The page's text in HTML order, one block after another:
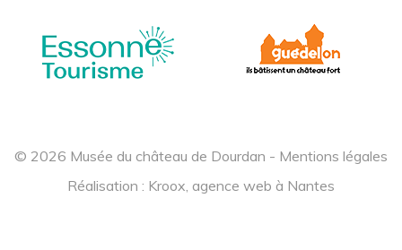
© 2026 Musée du château de Dourdan - Mentions légales
Réalisation : Kroox, agence web à Nantes